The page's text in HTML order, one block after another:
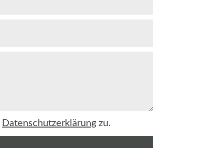
Datenschutzerklärung zu.